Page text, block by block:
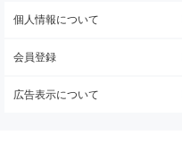
個人情報について
会員登録
広告表示について